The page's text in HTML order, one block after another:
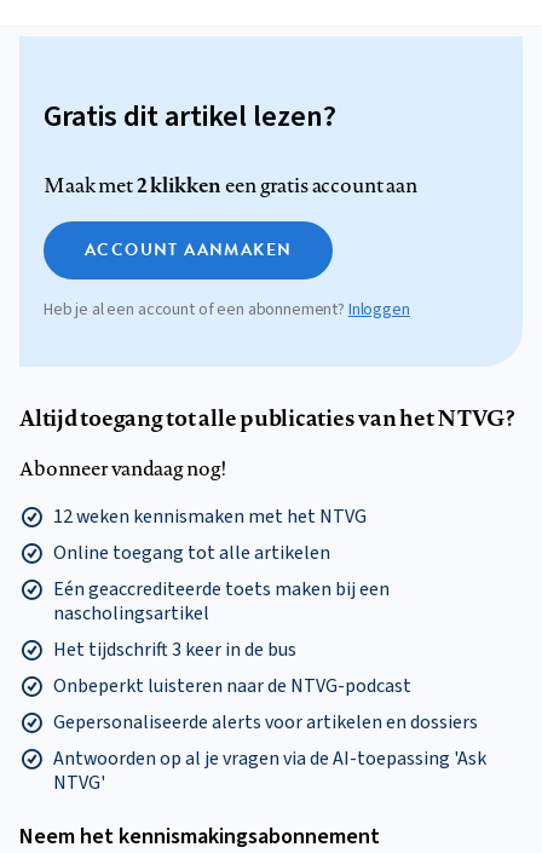
Gratis dit artikel lezen?
Maak met2 klikkeneen gratis account aan
ACCOUNT AANMAKEN
Heb je al een account of een abonnement? Inloggen
Altijd toegang tot alle publicaties van het NTVG?
Abonneer vandaag nog!
12 weken kennismaken met het NTVG
Online toegang tot alle artikelen
Eén geaccrediteerde toets maken bij een
nascholingsartikel
Het tijdschrift 3 keer in de bus
Onbeperkt luisteren naar de NTVG-podcast
Gepersonaliseerde alerts voor artikelen en dossiers
Antwoorden op al je vragen via de AI-toepassing 'Ask
NTVG'
Neem het kennismakings­abonnement